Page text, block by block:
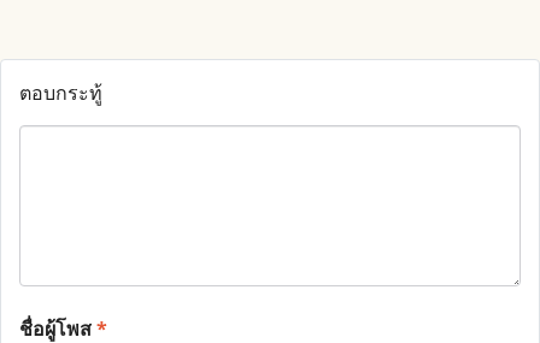
ตอบกระทู้
ชื่อผู้โพส*